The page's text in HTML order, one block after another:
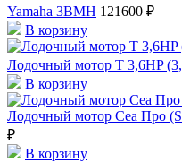
Yamaha 3BMH 121600 ₽
В корзину
Лодочный мотор T 3,6HP
В корзину
Лодочный мотор Сеа Про
₽
В корзину